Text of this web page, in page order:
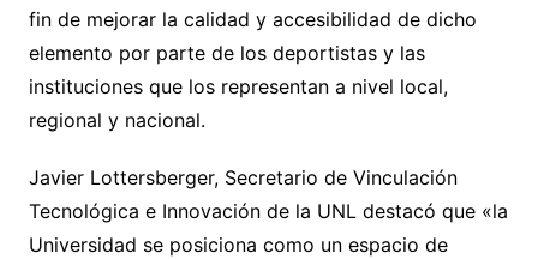
fin de mejorar la calidad y accesibilidad de dicho
elemento por parte de los deportistas y las
instituciones que los representan a nivel local,
regional y nacional.
Javier Lottersberger, Secretario de Vinculación
Tecnológica e Innovación de la UNL destacó que «la
Universidad se posiciona como un espacio de